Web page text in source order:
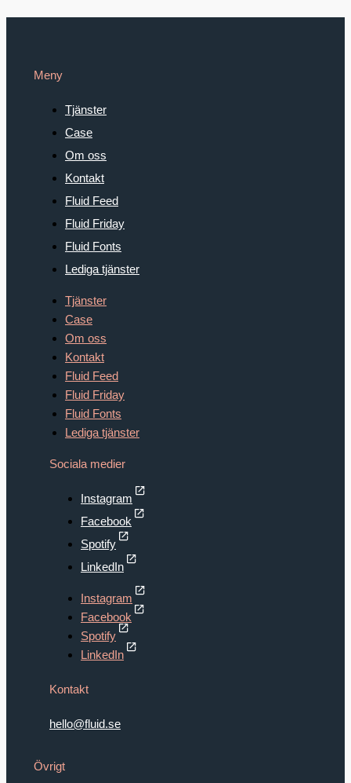
Meny
Tjänster
Case
Om oss
Kontakt
Fluid Feed
Fluid Friday
Fluid Fonts
Lediga tjänster
Tjänster
Case
Om oss
Kontakt
Fluid Feed
Fluid Friday
Fluid Fonts
Lediga tjänster
Sociala medier
Instagram
Facebook
Spotify
LinkedIn
Instagram
Facebook
Spotify
LinkedIn
Kontakt
hello@fluid.se
Övrigt